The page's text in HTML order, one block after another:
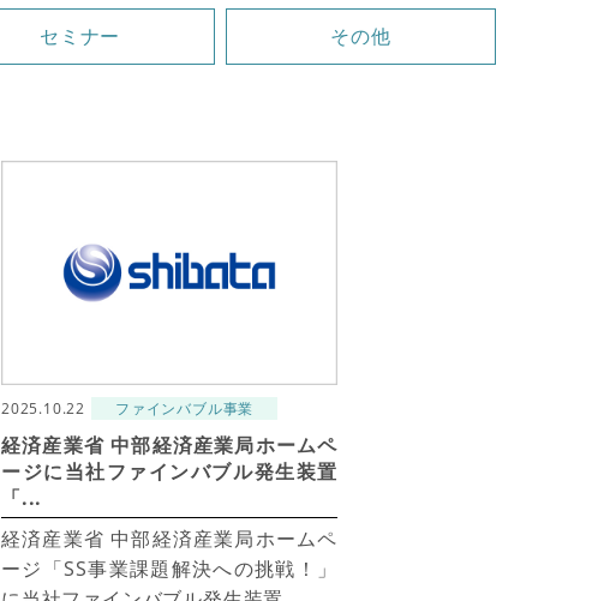
セミナー その他
2025.10.22 ファインバブル事業
経済産業省 中部経済産業局ホームペ
ージに当社ファインバブル発生装置
「...
経済産業省 中部経済産業局ホームペ
ージ「SS事業課題解決への挑戦！」